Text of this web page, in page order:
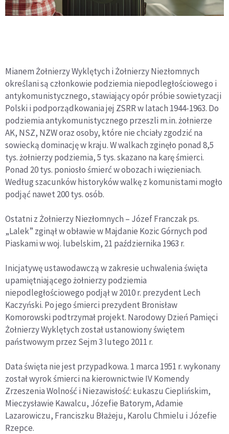
Mianem Żołnierzy Wyklętych i Żołnierzy Niezłomnych
określani są członkowie podziemia niepodległościowego i
antykomunistycznego, stawiający opór próbie sowietyzacji
Polski i podporządkowania jej ZSRR w latach 1944-1963. Do
podziemia antykomunistycznego przeszli m.in. żołnierze
AK, NSZ, NZW oraz osoby, które nie chciały zgodzić na
sowiecką dominację w kraju. W walkach zginęło ponad 8,5
tys. żołnierzy podziemia, 5 tys. skazano na karę śmierci.
Ponad 20 tys. poniosło śmierć w obozach i więzieniach.
Według szacunków historyków walkę z komunistami mogło
podjąć nawet 200 tys. osób.
Ostatni z Żołnierzy Niezłomnych – Józef Franczak ps.
„Lalek” zginął w obławie w Majdanie Kozic Górnych pod
Piaskami w woj. lubelskim, 21 października 1963 r.
Inicjatywę ustawodawczą w zakresie uchwalenia święta
upamiętniającego żołnierzy podziemia
niepodległościowego podjął w 2010 r. prezydent Lech
Kaczyński. Po jego śmierci prezydent Bronisław
Komorowski podtrzymał projekt. Narodowy Dzień Pamięci
Żołnierzy Wyklętych został ustanowiony świętem
państwowym przez Sejm 3 lutego 2011 r.
Data święta nie jest przypadkowa. 1 marca 1951 r. wykonany
został wyrok śmierci na kierownictwie IV Komendy
Zrzeszenia Wolność i Niezawisłość: Łukaszu Cieplińskim,
Mieczysławie Kawalcu, Józefie Batorym, Adamie
Lazarowiczu, Franciszku Błażeju, Karolu Chmielu i Józefie
Rzepce.